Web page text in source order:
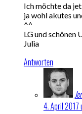
Ich möchte da
ja wohl akutes
^^
LG und schönen
Julia
Antworten
4. April 2017